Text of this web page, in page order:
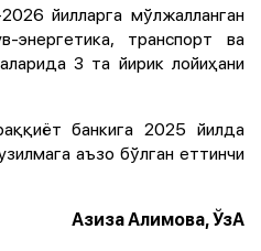
йилларга мўлжалланган
энергетика, транспорт ва
3 та йирик лойиҳани
банкига 2025 йилда
аъзо бўлган еттинчи
Азиза Алимова, ЎзА